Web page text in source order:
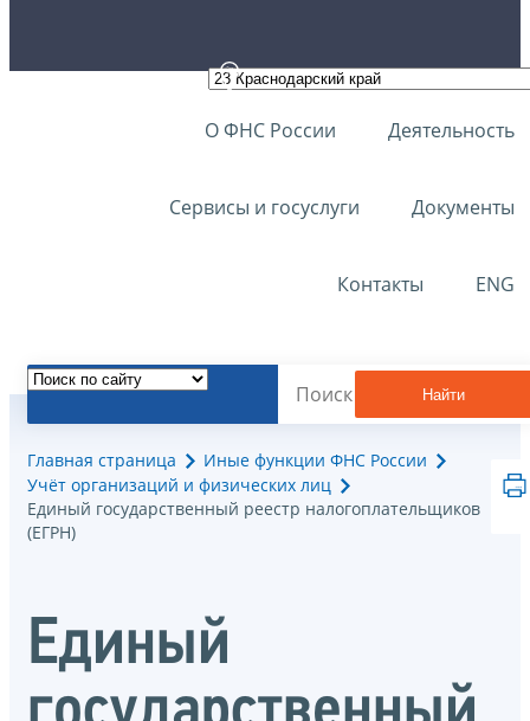
О ФНС России Деятельность
Сервисы и госуслуги Документы
Контакты ENG
Найти
Главная страница
Иные функции ФНС России
Учёт организаций и физических лиц
Единый государственный реестр налогоплательщиков
(ЕГРН)
Единый